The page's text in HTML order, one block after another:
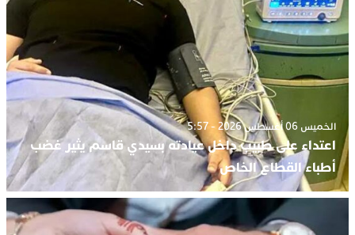
الخميس 06 أغسطس 2026 - 5:57
اعتداء على طبيب داخل عيادته بسيدي قاسم يثير غضب
أطباء القطاع الخاص